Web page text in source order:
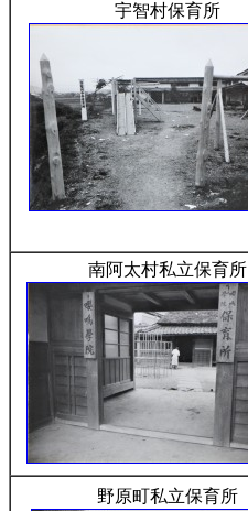
宇智村保育所
南阿太村私立保育所
野原町私立保育所